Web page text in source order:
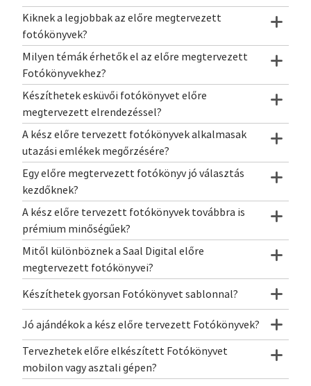
Kiknek a legjobbak az előre megtervezett
fotókönyvek?
Milyen témák érhetők el az előre megtervezett
Fotókönyvekhez?
Készíthetek esküvői fotókönyvet előre
megtervezett elrendezéssel?
A kész előre tervezett fotókönyvek alkalmasak
utazási emlékek megőrzésére?
Egy előre megtervezett fotókönyv jó választás
kezdőknek?
A kész előre tervezett fotókönyvek továbbra is
prémium minőségűek?
Mitől különböznek a Saal Digital előre
megtervezett fotókönyvei?
Készíthetek gyorsan Fotókönyvet sablonnal?
Jó ajándékok a kész előre tervezett Fotókönyvek?
Tervezhetek előre elkészített Fotókönyvet
mobilon vagy asztali gépen?